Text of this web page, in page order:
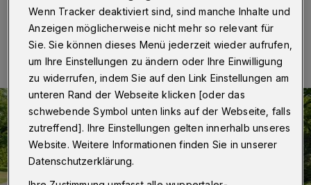
20.04.2023 , 16:00 Uhr Eine Minute Lesezeit
Wenn Tracker deaktiviert sind, sind manche Inhalte und
Anzeigen möglicherweise nicht mehr so relevant für
Sie. Sie können dieses Menü jederzeit wieder aufrufen,
um Ihre Einstellungen zu ändern oder Ihre Einwilligung
zu widerrufen, indem Sie auf den Link Einstellungen am
unteren Rand der Webseite klicken [oder das
schwebende Symbol unten links auf der Webseite, falls
zutreffend]. Ihre Einstellungen gelten innerhalb unseres
Website. Weitere Informationen finden Sie in unserer
Datenschutzerklärung.